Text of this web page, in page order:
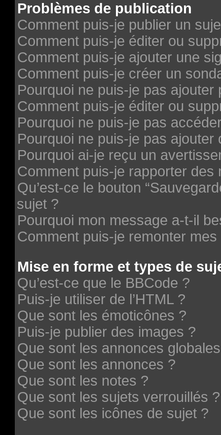
Problèmes de publication
Comment puis-je publier un
Comment puis-je éditer ou
Comment puis-je ajouter une
Comment puis-je créer un
Pourquoi ne puis-je pas ajouter
Comment puis-je éditer ou
Pourquoi ne puis-je pas
Pourquoi ne puis-je pas ajouter
Pourquoi ai-je reçu un
Comment puis-je rapporter
Qu’est-ce le bouton
sujet ?
Pourquoi mon message a-t-il
Comment puis-je remonter
Mise en forme et types de
Qu’est-ce que le BBCode ?
Puis-je utiliser de l’HTML ?
Que sont les émoticônes ?
Puis-je publier des images ?
Que sont les annonces
Que sont les annonces ?
Que sont les notes ?
Que sont les sujets verrouillés ?
Que sont les icônes de sujet ?